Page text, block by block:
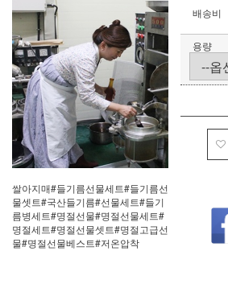
쌀아지매#들기름선물세트#들기름선
물셋트#국산들기름#선물세트#들기
름병세트#명절선물#명절선물세트#
명절세트#명절선물셋트#명절고급선
물#명절선물베스트#저온압착
배송비
용량